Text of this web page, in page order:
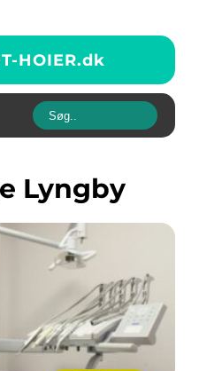
HOIER.dk
Lyngby